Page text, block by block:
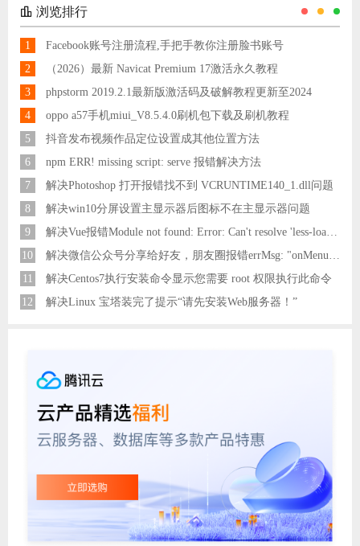
浏览排行
1
Facebook账号注册流程,手把手教你注册脸书账号
2
（2026）最新 Navicat Premium 17激活永久教程
3
phpstorm 2019.2.1最新版激活码及破解教程更新至2024
4
oppo a57手机miui_V8.5.4.0刷机包下载及刷机教程
5
抖音发布视频作品定位设置成其他位置方法
6
npm ERR! missing script: serve 报错解决方法
7
解决Photoshop 打开报错找不到 VCRUNTIME140_1.dll问题
8
解决win10分屏设置主显示器后图标不在主显示器问题
9
解决Vue报错Module not found: Error: Can't resolve 'less-loader' in 'C:\Users\Hm\Desktop\vue\vue_shop'问题
10
解决微信公众号分享给好友，朋友圈报错errMsg: "onMenuShareAppMessage:fail, the permission value is offline verifying"
11
解决Centos7执行安装命令显示您需要 root 权限执行此命令
12
解决Linux 宝塔装完了提示“请先安装Web服务器！”